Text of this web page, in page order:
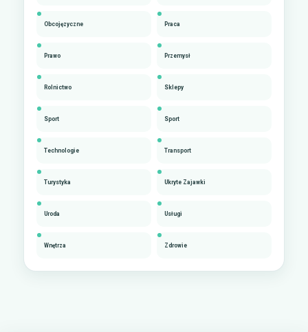
Obcojęzyczne Praca
Prawo Przemysł
Rolnictwo Sklepy
Sport Sport
Technologie Transport
Turystyka Ukryte Zajawki
Uroda Usługi
Wnętrza Zdrowie